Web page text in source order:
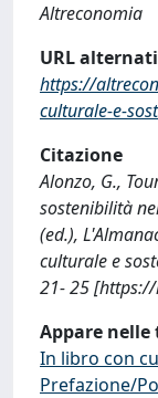
Altreconomia
URL
https://
culturale-e-
Citazione
Alonzo, G.,
sostenibilità
(ed.),
culturale e
21- 25
Appare nelle
In libro con
Prefazione/